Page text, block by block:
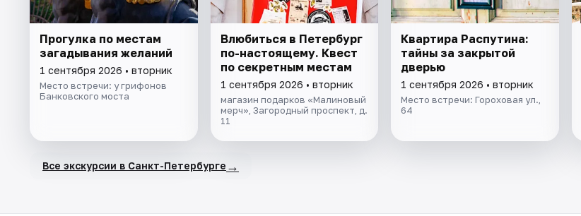
Прогулка по местам
загадывания желаний
1 сентября 2026 • вторник
Место встречи: у грифонов
Банковского моста
Влюбиться в Петербург
по-настоящему. Квест
по секретным местам
1 сентября 2026 • вторник
магазин подарков «Малиновый
мерч», Загородный проспект, д.
11
Квартира Распутина:
тайны за закрытой
дверью
1 сентября 2026 • вторник
Место встречи: Гороховая ул.,
64
Все экскурсии в Санкт-Петербурге →